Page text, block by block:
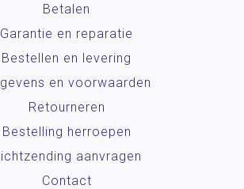
Betalen
Garantie en reparatie
Bestellen en levering
en voorwaarden
Retourneren
Bestelling herroepen
aanvragen
Contact